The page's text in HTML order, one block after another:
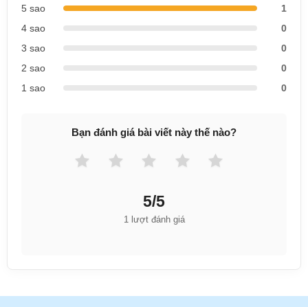
5 sao
1
4 sao
0
3 sao
0
2 sao
0
1 sao
0
Bạn đánh giá bài viết này thế nào?
5/5
1 lượt đánh giá